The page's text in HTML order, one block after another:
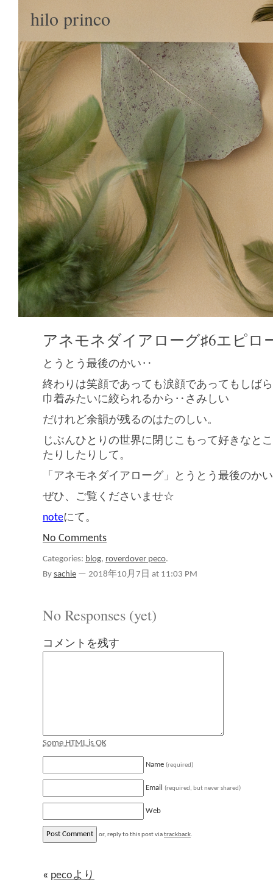
hilo princo
アネモネダイアローグ♯6エピロ
とうとう最後のかい‥
終わりは笑顔であっても涙顔であってもしば
巾着みたいに絞られるから‥さみしい
だけれど余韻が残るのはたのしい。
じぶんひとりの世界に閉じこもって好きなと
たりしたりして。
「アネモネダイアローグ」とうとう最後のか
ぜひ、ご覧くださいませ☆
noteにて。
No Comments
Categories: blog, roverdover peco.
Bysachie — 2018年10月7日 at 11:03 PM
No Responses (yet)
コメントを残す
Some HTML is OK
Name (required)
Email (required, but never shared)
Web
or, reply to this post viatrackback.
« pecoより